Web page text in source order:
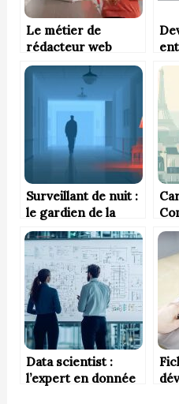
Le métier de
rédacteur web
Surveillant de nuit :
le gardien de la
tranquillité
nocturne
Data scientist :
l’expert en donnée